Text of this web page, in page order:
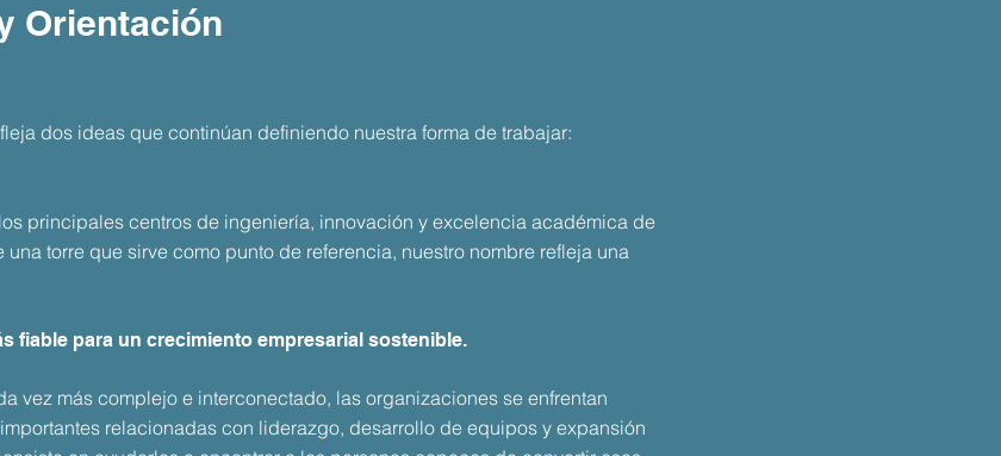
Orientación
dos ideas que continúan definiendo nuestra forma de trabajar:
principales centros de ingeniería, innovación y excelencia académica de
torre que sirve como punto de referencia, nuestro nombre refleja una
fiable para un crecimiento empresarial sostenible.
vez más complejo e interconectado, las organizaciones se enfrentan
relacionadas con liderazgo, desarrollo de equipos y expansión